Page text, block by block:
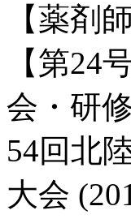
【薬剤
【第24
会・研
54回北
大会